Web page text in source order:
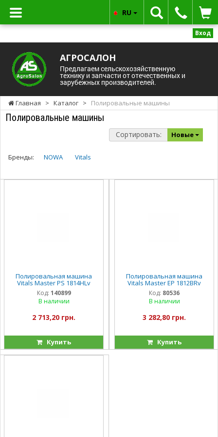
Вход
АГРОСАЛОН
Предлагаем сельскохозяйственную
технику и запчасти от отечественных и
зарубежных производителей.
RU
Главная > Каталог > Полировальные машины
Полировальные машины
Сортировать: Новые
Бренды: NOWA Vitals
Полировальная машина
Vitals Master PS 1814HLv
Код: 140899
В наличии
2 713,20 грн.
Купить
Полировальная машина
Vitals Master EP 1812BRv
Код: 80536
В наличии
3 282,80 грн.
Купить